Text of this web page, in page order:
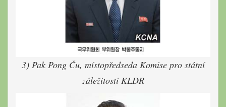
3) Pak Pong Ču, místopředseda Komise pro státní
záležitosti KLDR